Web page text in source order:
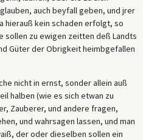
auch beyfall geben, und jrer
hierauß kein schaden erfolgt, so
sollen zu ewigen zeitten deß Landts
Güter der Obrigkeit heimbgefallen
nicht in ernst, sonder allein auß
halben (wie es sich etwan zu
Zauberer, und andere fragen,
und wahrsagen lassen, und man
der oder dieselben sollen ein